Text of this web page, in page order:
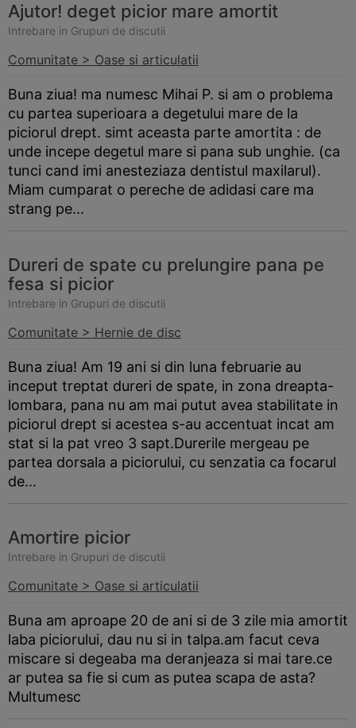
Ajutor! deget picior mare amortit
Intrebare in Grupuri de discutii
Comunitate > Oase si articulatii
Buna ziua! ma numesc Mihai P. si am o problema
cu partea superioara a degetului mare de la
piciorul drept. simt aceasta parte amortita : de
unde incepe degetul mare si pana sub unghie. (ca
tunci cand imi anesteziaza dentistul maxilarul).
Miam cumparat o pereche de adidasi care ma
strang pe...
Dureri de spate cu prelungire pana pe
fesa si picior
Intrebare in Grupuri de discutii
Comunitate > Hernie de disc
Buna ziua! Am 19 ani si din luna februarie au
inceput treptat dureri de spate, in zona dreapta-
lombara, pana nu am mai putut avea stabilitate in
piciorul drept si acestea s-au accentuat incat am
stat si la pat vreo 3 sapt.Durerile mergeau pe
partea dorsala a piciorului, cu senzatia ca focarul
de...
Amortire picior
Intrebare in Grupuri de discutii
Comunitate > Oase si articulatii
Buna am aproape 20 de ani si de 3 zile mia amortit
laba piciorului, dau nu si in talpa.am facut ceva
miscare si degeaba ma deranjeaza si mai tare.ce
ar putea sa fie si cum as putea scapa de asta?
Multumesc